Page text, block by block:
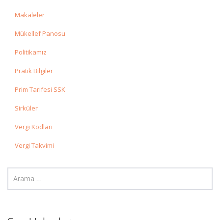
Makaleler
Mükellef Panosu
Politikamız
Pratik Bilgiler
Prim Tarifesi SSK
Sirküler
Vergi Kodları
Vergi Takvimi